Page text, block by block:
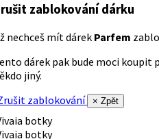
zablokování dárku
nechceš mít dárek Parfem
dárek pak bude moci koupit
jiný.
zablokování
× Zpět